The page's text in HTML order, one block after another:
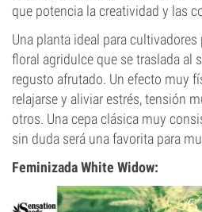
que potencia la creatividad y las
Una planta ideal para
floral agridulce que se traslada al
regusto afrutado. Un efecto muy
relajarse y aliviar estrés, tensión
otros. Una cepa clásica muy
sin duda será una favorita para
FeminizadaWhite Widow: